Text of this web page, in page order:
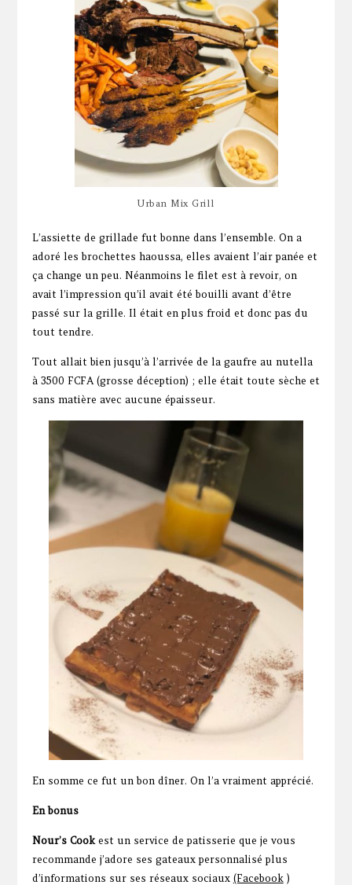
Urban Mix Grill
L’assiette de grillade fut bonne dans l’ensemble. On a
adoré les brochettes haoussa, elles avaient l’air panée et
ça change un peu. Néanmoins le filet est à revoir, on
avait l’impression qu’il avait été bouilli avant d’être
passé sur la grille. Il était en plus froid et donc pas du
tout tendre.
Tout allait bien jusqu’à l’arrivée de la gaufre au nutella
à 3500 FCFA (grosse déception) ; elle était toute sèche et
sans matière avec aucune épaisseur.
En somme ce fut un bon dîner. On l’a vraiment apprécié.
En bonus
Nour’s Cookest un service de patisserie que je vous
recommande j’adore ses gateaux personnalisé plus
d’informations sur ses réseaux sociaux (Facebook)